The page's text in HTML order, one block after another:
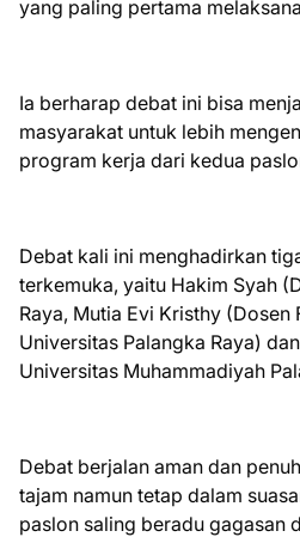
yang paling pertama
Ia berharap debat ini bisa
masyarakat untuk lebih
program kerja dari kedua
Debat kali ini menghadirkan
terkemuka, yaitu Hakim Syah
Raya, Mutia Evi Kristhy (Dosen
Universitas Palangka Raya)
Universitas Muhammadiyah
Debat berjalan aman dan
tajam namun tetap dalam
paslon saling beradu gagasan